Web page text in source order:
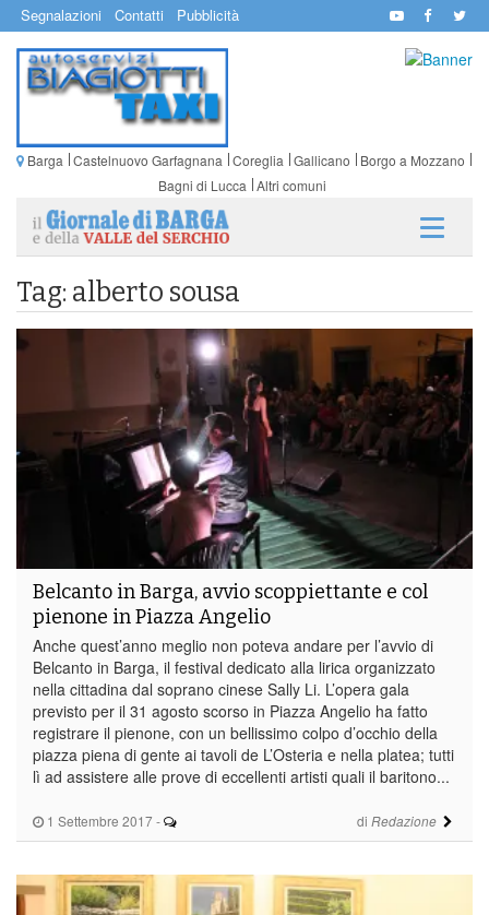
Segnalazioni Contatti Pubblicità
Barga Castelnuovo Garfagnana Coreglia Gallicano
Borgo a Mozzano
Bagni di Lucca Altri comuni
Tag: alberto sousa
1 Settembre 2017 - di Redazione
Belcanto in Barga, avvio scoppiettante e col
pienone in Piazza Angelio
Anche quest’anno meglio non poteva andare per l’avvio di
Belcanto in Barga, il festival dedicato alla lirica organizzato
nella cittadina dal soprano cinese Sally Li. L’opera gala
previsto per il 31 agosto scorso in Piazza Angelio ha fatto
registrare il pienone, con un bellissimo colpo d’occhio della
piazza piena di gente ai tavoli de L’Osteria e nella platea; tutti
lì ad assistere alle prove di eccellenti artisti quali il baritono...